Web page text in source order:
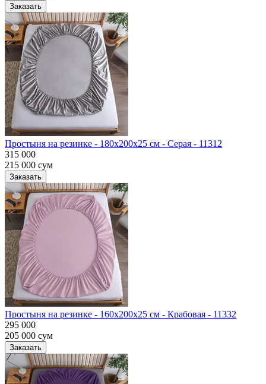
Заказать
Простыня на резинке - 180x200x25 cм - Серая - 11312
315 000
215 000 сум
Заказать
Простыня на резинке - 160x200x25 cм - Крабовая - 11332
295 000
205 000 сум
Заказать